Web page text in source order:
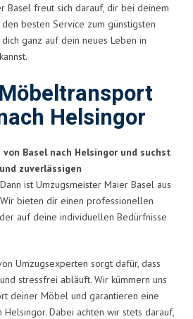
Basel freut sich darauf, dir bei deinem
besten Service zum günstigsten
ganz auf dein neues Leben in
Helsingor
Basel nach Helsingor und suchst
zuverlässigen
Dann ist Umzugsmeister Maier Basel aus
bieten dir einen professionellen
auf deine individuellen Bedürfnisse
Umzugsexperten sorgt dafür, dass
stressfrei abläuft. Wir kümmern uns
deiner Möbel und garantieren eine
Dabei achten wir stets darauf,